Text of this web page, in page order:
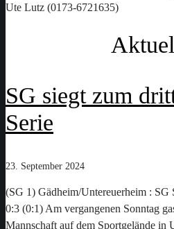
Ute Lutz (0173-6721635)
SG siegt zum
Serie
23. September 2024
(SG 1) Gädheim/Untereuerheim : SG
0:3 (0:1) Am vergangenen Sonntag
Mannschaft auf dem Sportgelände in